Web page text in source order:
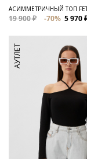
АСИММЕТРИЧНЫЙ ТОП
19 900 ₽ -70% 5 970
АУТЛЕТ